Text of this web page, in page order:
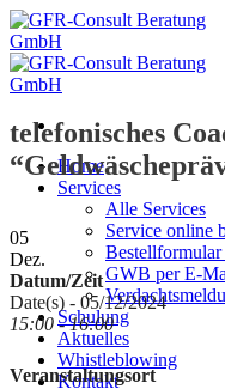
Zum
Inhalt
springen
Home
Services
Alle Services
Service online
GWB per E-
Schulung
Aktuelles
Whistleblowing
Kontakt
telefonisches
05
Dez.
Datum/Zeit
Date(s) - 05/12/2024
15:00 - 16:00
Veranstaltungsort